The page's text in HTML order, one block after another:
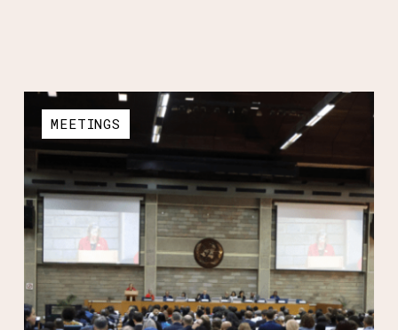
MEETINGS